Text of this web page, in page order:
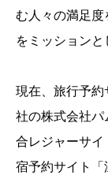
む人々の満足度
をミッションと
現在、旅行予約
社の株式会社
合レジャーサイ
宿予約サイト「